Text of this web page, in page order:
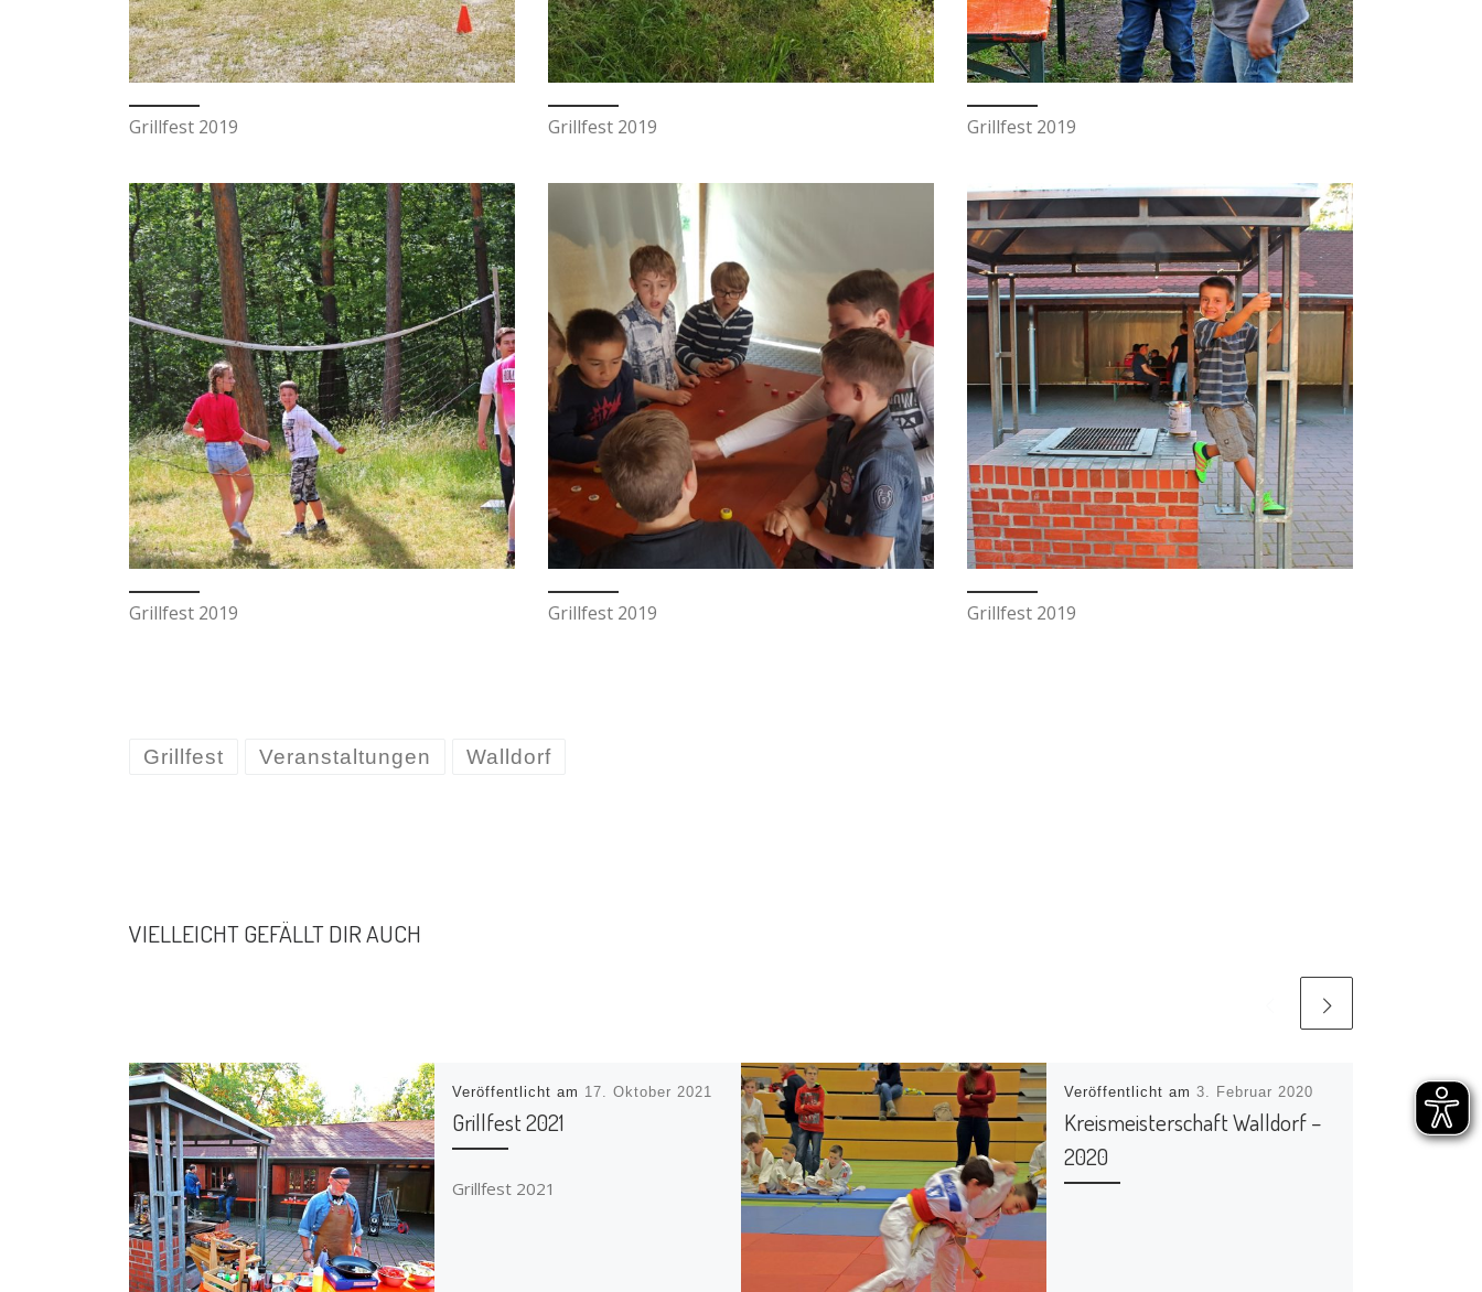
Grillfest 2019 Grillfest 2019 Grillfest 2019
Grillfest 2019 Grillfest 2019 Grillfest 2019
Grillfest Veranstaltungen Walldorf
VIELLEICHT GEFÄLLT DIR AUCH
Veröffentlicht am 17. Oktober 2021
Grillfest 2021
Grillfest 2021
Veröffentlicht am 3. Februar 2020
Kreismeisterschaft Walldorf –
2020